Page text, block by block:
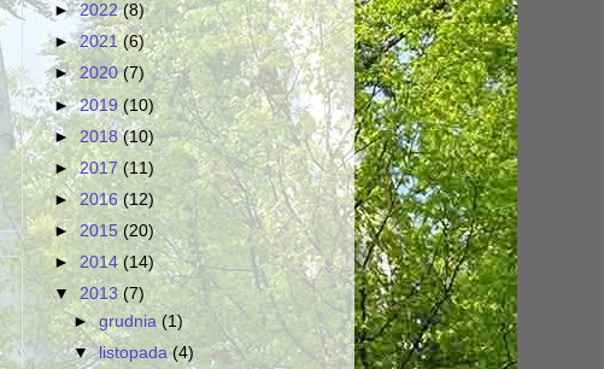
►2022(8)
►2021(6)
►2020(7)
►2019(10)
► 2018(10)
►2017(11)
►2016(12)
► 2015(20)
► 2014(14)
▼ 2013(7)
►grudnia(1)
▼listopada(4)